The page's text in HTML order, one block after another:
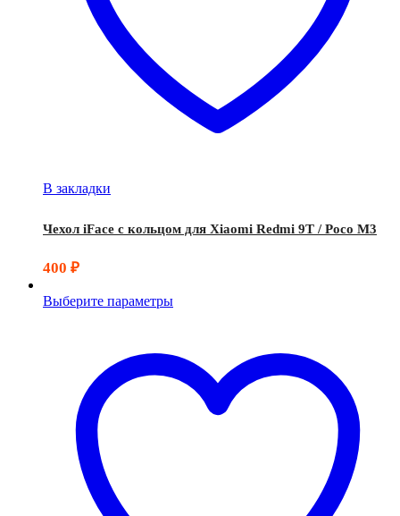
В закладки
Чехол iFace с кольцом для Xiaomi Redmi 9T / Poco M3
400 ₽
Выберите параметры